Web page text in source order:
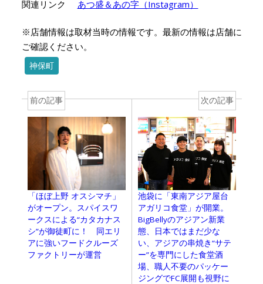
関連リンク あつ盛＆あの字（Instagram）
※店舗情報は取材当時の情報です。最新の情報は店舗に
ご確認ください。
神保町
前の記事
「ほぼ上野 オスシマチ」
がオープン。スパイスワ
ークスによる“カタカナス
シ”が御徒町に！ 同エリ
アに強いフードクルーズ
ファクトリーが運営
次の記事
池袋に「東南アジア屋台
アガリコ食堂」が開業。
BigBellyのアジアン新業
態、日本ではまだ少な
い、アジアの串焼き“サテ
ー”を専門にした食堂酒
場、職人不要のパッケー
ジングでFC展開も視野に